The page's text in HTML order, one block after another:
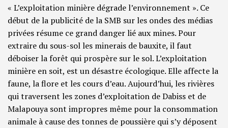
« L’exploitation minière dégrade l’environnement ». Ce
début de la publicité de la SMB sur les ondes des médias
privées résume ce grand danger lié aux mines. Pour
extraire du sous-sol les minerais de bauxite, il faut
déboiser la forêt qui prospère sur le sol. L’exploitation
minière en soit, est un désastre écologique. Elle affecte la
faune, la flore et les cours d’eau. Aujourd’hui, les rivières
qui traversent les zones d’exploitation de Dabiss et de
Malapouya sont impropres même pour la consommation
animale à cause des tonnes de poussière qui s’y déposent